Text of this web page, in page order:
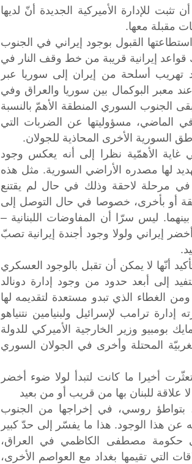
للإدارة الأميركية الجديدة أنّ لديها
مقبلة معها.
القبول بوجود إيراني في الجنوب
إيرانية قريبة من خط وقف النار في
تهريب أسلحة من إيران إلى سوريا عبر
معبر البوكمال بين سوريا والعراق وفي
الجنوب السوري المنطقة الأهمّ بالنسبة
الماضي، مسؤوليتها عن الضربات التي
الأخرى المحاذية للجولان.
غاية الأهمّية نظرا إلى أنه يعكس وجود
لها مصدره الأراضي السورية. مثل هذه
في مرحلة لاحقة وذلك في حال لم يقتنع
أو بأخرى، خصوصا في حال التوصل إلى
ليس سرّا أن المفاوضات اللبنانية –
إيراني ولولا وجود أجندة إيرانية تصبّ
أنّها لا يمكن أن تقبل بالوجود العسكري
إلى أبعد حدود من وجود إدارة دونالد
الغطاء الذي تبدو مستعدة لتقديمه لها
ترامب لإسرائيل ولبنيامين نتنياهو
بومبيو وزير الخارجية الأميركي للدولة
المحتلة وأخرى في الجولان السوري
أخيرا ما كانت لتبدأ لولا ضوء أخضر
علاقة للبنان بها من قريب أو من بعيد
بتواطؤ روسي، في إخراجها من الجنوب
هذا الوجود. هذا ما يفسّر إلى حدّ كبير
حكومة مصطفى الكاظمي في العراق،
التي تقيمها بغداد مع العواصم الأخرى،